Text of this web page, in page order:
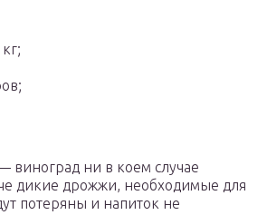
виноград ни в коем случае
дикие дрожжи, необходимые для
потеряны и напиток не